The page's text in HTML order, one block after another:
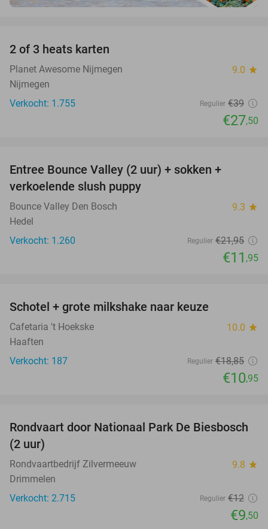
2 of 3 heats karten
Planet Awesome Nijmegen 9.0 star
Nijmegen
Verkocht: 1.755
Regulier €39
€27,50
Entree Bounce Valley (2 uur) + sokken +
verkoelende slush puppy
Bounce Valley Den Bosch 9.3 star
Hedel
Verkocht: 1.260
Regulier €21,95
€11 ,95
Schotel + grote milkshake naar keuze
Cafetaria 't Hoekske 10.0 star
Haaften
Verkocht: 187
Regulier €18,85
€10,95
21%
Rondvaart door Nationaal Park De Biesbosch
(2 uur)
Rondvaartbedrijf Zilvermeeuw 9.8 star
Drimmelen
Verkocht: 2.715
Regulier €12
€9,50